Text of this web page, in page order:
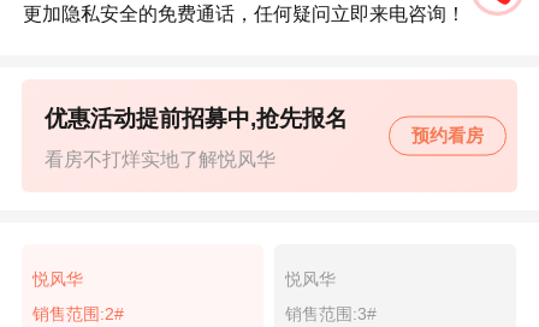
更加隐私安全的免费通话，任何疑问立即来电咨询！
看房不打烊实地了解悦风华
优惠活动提前招募中,抢先报名
预约看房
悦风华
销售范围:2#
悦风华
销售范围:3#